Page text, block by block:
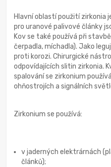
Hlavní oblastí použití zirkonia
pro uranové palivové články
Kov se také používá při
čerpadla, míchadla). Jako
proti korozi. Chirurgické
odpovídajících slitin zirkonia.
spalování se zirkonium
ohňostrojích a signálních
Zirkonium se používá:
v jaderných elektrárnách
článků);